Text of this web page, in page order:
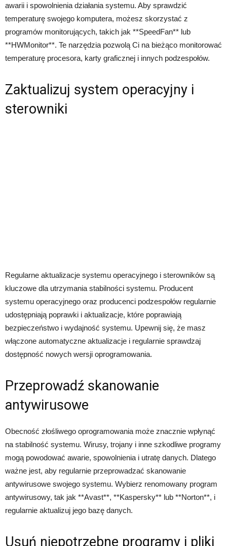
awarii i spowolnienia działania systemu. Aby sprawdzić
temperaturę swojego komputera, możesz skorzystać z
programów monitorujących, takich jak **SpeedFan** lub
**HWMonitor**. Te narzędzia pozwolą Ci na bieżąco monitorować
temperaturę procesora, karty graficznej i innych podzespołów.
Zaktualizuj system operacyjny i
sterowniki
Regularne aktualizacje systemu operacyjnego i sterowników są
kluczowe dla utrzymania stabilności systemu. Producent
systemu operacyjnego oraz producenci podzespołów regularnie
udostępniają poprawki i aktualizacje, które poprawiają
bezpieczeństwo i wydajność systemu. Upewnij się, że masz
włączone automatyczne aktualizacje i regularnie sprawdzaj
dostępność nowych wersji oprogramowania.
Przeprowadź skanowanie
antywirusowe
Obecność złośliwego oprogramowania może znacznie wpłynąć
na stabilność systemu. Wirusy, trojany i inne szkodliwe programy
mogą powodować awarie, spowolnienia i utratę danych. Dlatego
ważne jest, aby regularnie przeprowadzać skanowanie
antywirusowe swojego systemu. Wybierz renomowany program
antywirusowy, tak jak **Avast**, **Kaspersky** lub **Norton**, i
regularnie aktualizuj jego bazę danych.
Usuń niepotrzebne programy i pliki